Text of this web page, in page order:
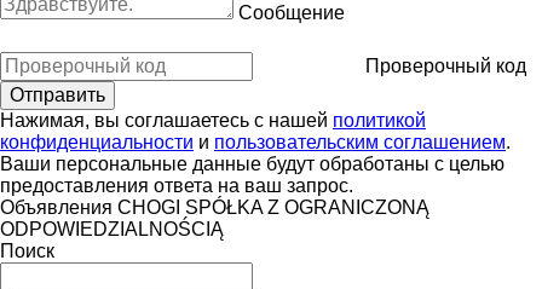
Сообщение
Проверочный код
Нажимая, вы соглашаетесь с нашей политикой
конфиденциальности и пользовательским соглашением.
Ваши персональные данные будут обработаны с целью
предоставления ответа на ваш запрос.
Объявления CHOGI SPÓŁKA Z OGRANICZONĄ
ODPOWIEDZIALNOŚCIĄ
Поиск